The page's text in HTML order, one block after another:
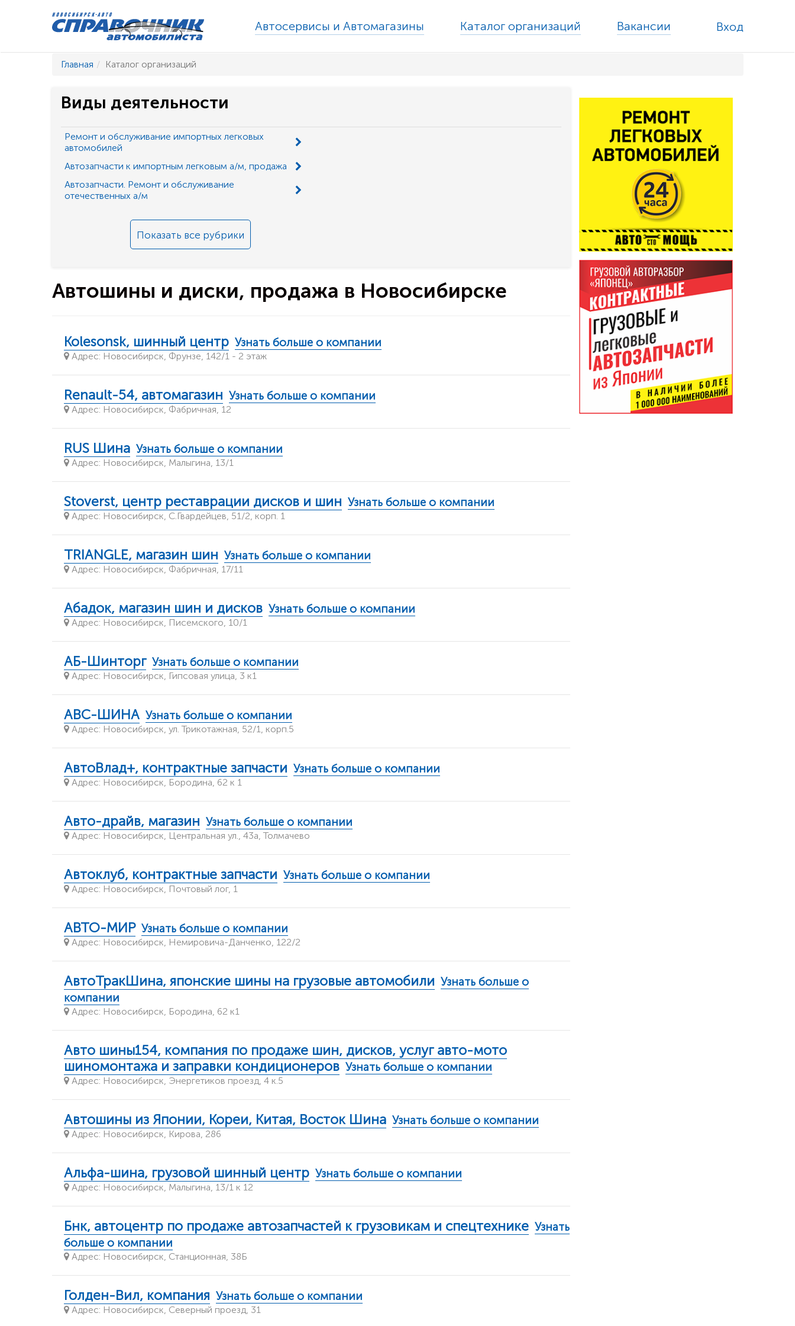
Автосервисы и Автомагазины Каталог организаций Вакансии Вход
Главная Каталог организаций
Виды деятельности
Ремонт и обслуживание импортных легковых
автомобилей
Автозапчасти к импортным легковым а/м, продажа
Автозапчасти. Ремонт и обслуживание
отечественных а/м
Показать все рубрики
Автошины и диски, продажа в Новосибирске
Kolesonsk, шинный центр Узнать больше о компании
Адрес: Новосибирск, Фрунзе, 142/1 - 2 этаж
Renault-54, автомагазин Узнать больше о компании
Адрес: Новосибирск, Фабричная, 12
RUS Шина Узнать больше о компании
Адрес: Новосибирск, Малыгина, 13/1
Stoverst, центр реставрации дисков и шин Узнать больше о компании
Адрес: Новосибирск, С.Гвардейцев, 51/2, корп. 1
TRIANGLE, магазин шин Узнать больше о компании
Адрес: Новосибирск, Фабричная, 17/11
Абадок, магазин шин и дисков Узнать больше о компании
Адрес: Новосибирск, Писемского, 10/1
АБ-Шинторг Узнать больше о компании
Адрес: Новосибирск, Гипсовая улица, 3 к1
АВС-ШИНА Узнать больше о компании
Адрес: Новосибирск, ул. Трикотажная, 52/1, корп.5
АвтоВлад+, контрактные запчасти Узнать больше о компании
Адрес: Новосибирск, Бородина, 62 к 1
Авто-драйв, магазин Узнать больше о компании
Адрес: Новосибирск, Центральная ул., 43а, Толмачево
Автоклуб, контрактные запчасти Узнать больше о компании
Адрес: Новосибирск, Почтовый лог, 1
АВТО-МИР Узнать больше о компании
Адрес: Новосибирск, Немировича-Данченко, 122/2
АвтоТракШина, японские шины на грузовые автомобили Узнать больше о
компании
Адрес: Новосибирск, Бородина, 62 к1
Авто шины154, компания по продаже шин, дисков, услуг авто-мото
шиномонтажа и заправки кондиционеров Узнать больше о компании
Адрес: Новосибирск, Энергетиков проезд, 4 к.5
Автошины из Японии, Кореи, Китая, Восток Шина Узнать больше о компании
Адрес: Новосибирск, Кирова, 286
Альфа-шина, грузовой шинный центр Узнать больше о компании
Адрес: Новосибирск, Малыгина, 13/1 к 12
Бнк, автоцентр по продаже автозапчастей к грузовикам и спецтехнике Узнать
больше о компании
Адрес: Новосибирск, Станционная, 38Б
Голден-Вил, компания Узнать больше о компании
Адрес: Новосибирск, Северный проезд, 31